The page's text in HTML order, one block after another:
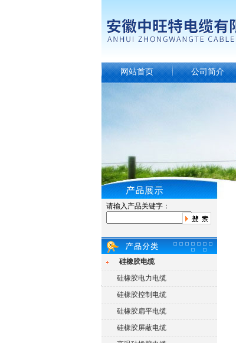
网站首页 公司简介
请输入产品关键字：
硅橡胶电缆
硅橡胶电力电缆
硅橡胶控制电缆
硅橡胶扁平电缆
硅橡胶屏蔽电缆